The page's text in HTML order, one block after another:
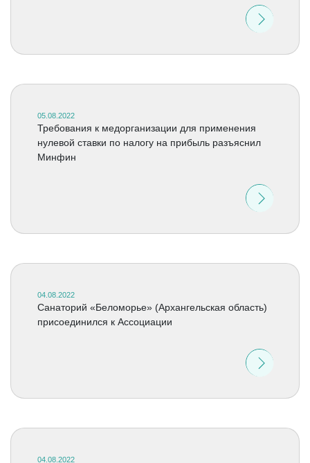
05.08.2022
Требования к медорганизации для применения
нулевой ставки по налогу на прибыль разъяснил
Минфин
04.08.2022
Санаторий «Беломорье» (Архангельская область)
присоединился к Ассоциации
04.08.2022